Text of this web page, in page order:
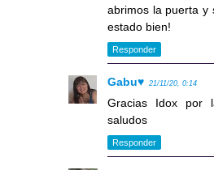
abrimos la puerta y
estado bien!
Responder
Gabu♥ 21/11/20, 0:14
Gracias Idox por
saludos
Responder